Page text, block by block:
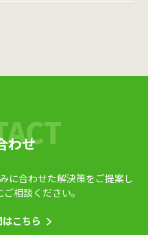
わせ
に合わせた解決策をご提案し
相談ください。
こちら